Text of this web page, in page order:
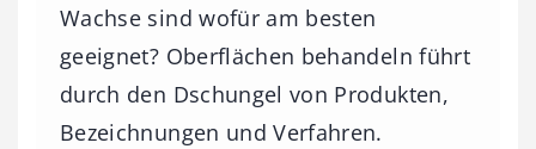
Wachse sind wofür am besten
geeignet? Oberflächen behandeln führt
durch den Dschungel von Produkten,
Bezeichnungen und Verfahren.